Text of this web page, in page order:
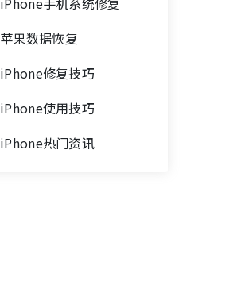
苹果数据恢复
iPhone修复技巧
iPhone使用技巧
iPhone热门资讯